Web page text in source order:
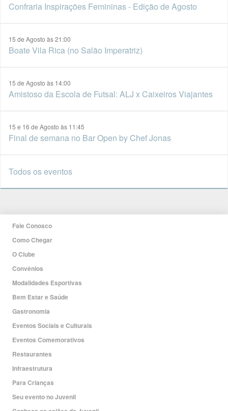
Confraria Inspirações Femininas - Edição de Agosto
15 de Agosto às 21:00
Boate Vila Rica (no Salão Imperatriz)
15 de Agosto às 14:00
Amistoso da Escola de Futsal: ALJ x Caixeiros Viajantes
15 e 16 de Agosto às 11:45
Final de semana no Bar Open by Chef Jonas
Todos os eventos
Fale Conosco
Como Chegar
O Clube
Convênios
Modalidades Esportivas
Bem Estar e Saúde
Gastronomia
Eventos Sociais e Culturais
Eventos Comemorativos
Restaurantes
Infraestrutura
Para Crianças
Seu evento no Juvenil